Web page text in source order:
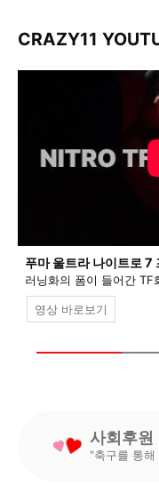
CRAZY11
푸마 울트라 나이트로
러닝화의 폼이 들어간 TF
영상 바로보기
사회후원
"축구를 통